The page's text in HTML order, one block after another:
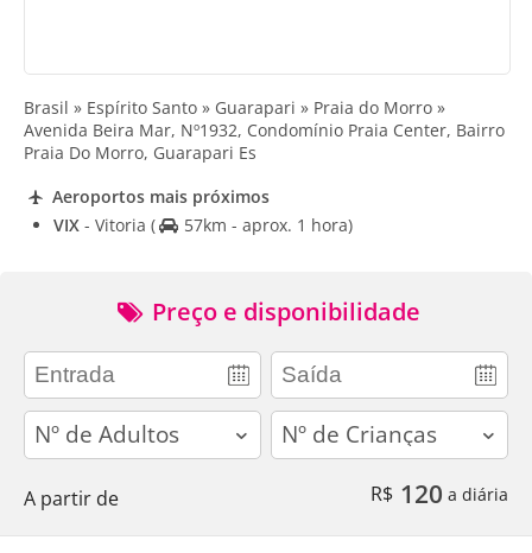
Brasil » Espírito Santo » Guarapari » Praia do Morro »
Avenida Beira Mar, Nº1932, Condomínio Praia Center, Bairro
Praia Do Morro, Guarapari Es
Aeroportos mais próximos
VIX - Vitoria ( 57km - aprox. 1 hora)
Preço e disponibilidade
adults children
A partir de R$ 120 a diária